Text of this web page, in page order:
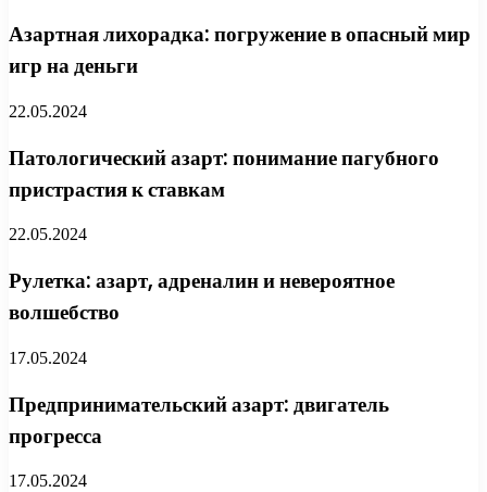
Азартная лихорадка: погружение в опасный мир
игр на деньги
22.05.2024
Патологический азарт: понимание пагубного
пристрастия к ставкам
22.05.2024
Рулетка: азарт, адреналин и невероятное
волшебство
17.05.2024
Предпринимательский азарт: двигатель
прогресса
17.05.2024